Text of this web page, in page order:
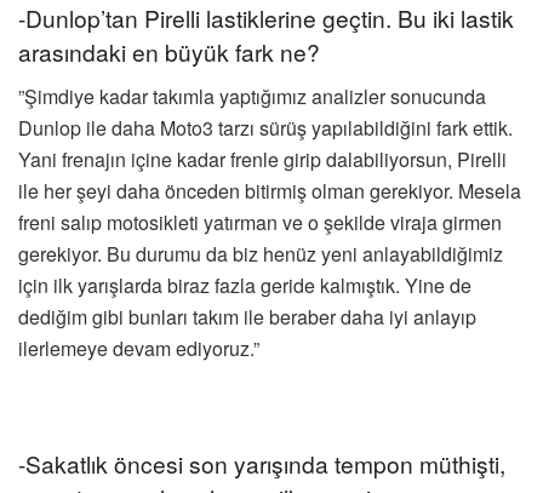
-Dunlop’tan Pirelli lastiklerine geçtin. Bu iki lastik
arasındaki en büyük fark ne?
”Şimdiye kadar takımla yaptığımız analizler sonucunda
Dunlop ile daha Moto3 tarzı sürüş yapılabildiğini fark ettik.
Yani frenajın içine kadar frenle girip dalabiliyorsun, Pirelli
ile her şeyi daha önceden bitirmiş olman gerekiyor. Mesela
freni salıp motosikleti yatırman ve o şekilde viraja girmen
gerekiyor. Bu durumu da biz henüz yeni anlayabildiğimiz
için ilk yarışlarda biraz fazla geride kalmıştık. Yine de
dediğim gibi bunları takım ile beraber daha iyi anlayıp
ilerlemeye devam ediyoruz.”
-Sakatlık öncesi son yarışında tempon müthişti,